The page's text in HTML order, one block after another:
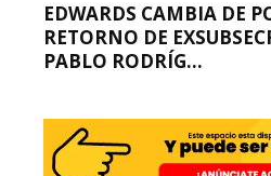
EDWARDS CAMBIA DE
RETORNO DE
PABLO RODRÍG...